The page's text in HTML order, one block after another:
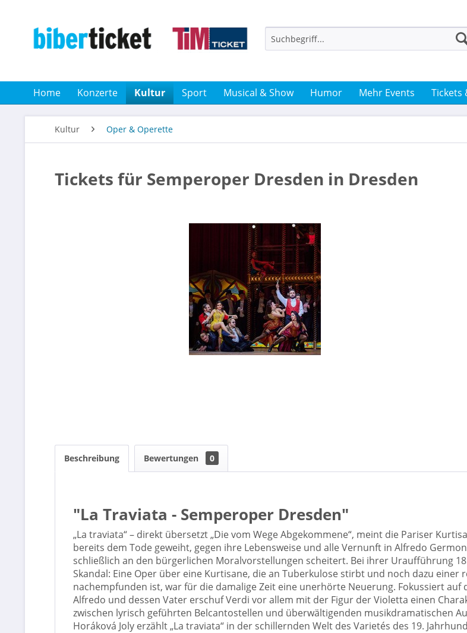
Home Konzerte Kultur Sport Musical & Show Humor Mehr Events Tickets
Kultur Oper & Operette
Tickets für Semperoper Dresden in Dresden
Beschreibung Bewertungen 0
"La Traviata - Semperoper Dresden"
„La traviata“ – direkt übersetzt „Die vom Wege Abgekommene“, meint die Pariser
bereits dem Tode geweiht, gegen ihre Lebensweise und alle Vernunft in Alfredo
schließlich an den bürgerlichen Moralvorstellungen scheitert. Bei ihrer Uraufführung
Skandal: Eine Oper über eine Kurtisane, die an Tuberkulose stirbt und noch dazu einer
nachempfunden ist, war für die damalige Zeit eine unerhörte Neuerung. Fokussiert
Alfredo und dessen Vater erschuf Verdi vor allem mit der Figur der Violetta einen
zwischen lyrisch geführten Belcantostellen und überwältigenden musikdramatischen
Horáková Joly erzählt „La traviata“ in der schillernden Welt des Varietés des 19.